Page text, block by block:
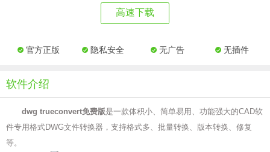
高速下载
官方正版 隐私安全 无广告 无插件
软件介绍
dwg trueconvert免费版是一款体积小、简单易用、功能强大的CAD软
件专用格式DWG文件转换器，支持格式多、批量转换、版本转换、修复
等。